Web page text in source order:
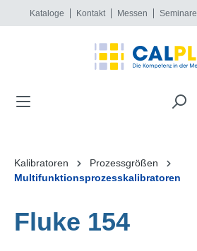
springen
Kataloge Kontakt Messen Seminare
Kalibratoren
Prozessgrößen
Multifunktionsprozesskalibratoren
Fluke 154